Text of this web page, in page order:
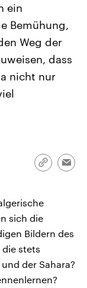
Beiträge,
und
die Vereinigten
Ländern
Einfluss auf
ein
Bemühung,
Weg der
dass
nicht nur
Link
sich die
Bildern des
stets
der Sahara?